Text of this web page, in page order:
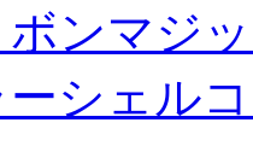
ボンマジ
シェル